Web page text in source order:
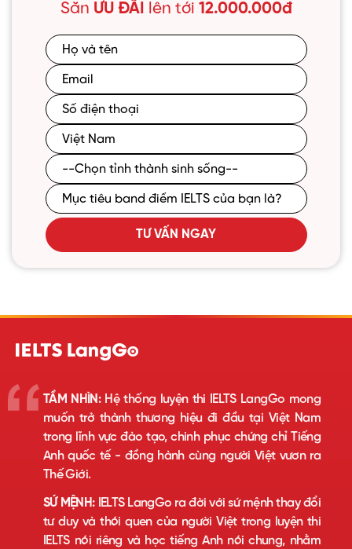
Săn ƯU ĐÃI lên tới 12.000.000đ
TƯ VẤN NGAY
TẦM NHÌN:Hệ thống luyện thi IELTS LangGo mong
muốn trở thành thương hiệu đi đầu tại Việt Nam
trong lĩnh vực đào tạo, chinh phục chứng chỉ Tiếng
Anh quốc tế - đồng hành cùng người Việt vươn ra
Thế Giới.
SỨ MỆNH:IELTS LangGo ra đời với sứ mệnh thay đổi
tư duy và thói quen của người Việt trong luyện thi
IELTS nói riêng và học tiếng Anh nói chung, nhằm